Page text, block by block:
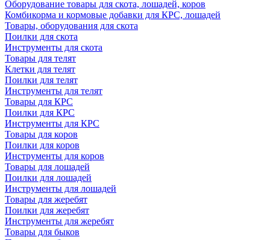
Оборудование товары для скота, лошадей, коров
Комбикорма и кормовые добавки для КРС, лошадей
Товары, оборудования для скота
Поилки для скота
Инструменты для скота
Товары для телят
Клетки для телят
Поилки для телят
Инструменты для телят
Товары для КРС
Поилки для КРС
Инструменты для КРС
Товары для коров
Поилки для коров
Инструменты для коров
Товары для лошадей
Поилки для лошадей
Инструменты для лошадей
Товары для жеребят
Поилки для жеребят
Инструменты для жеребят
Товары для быков